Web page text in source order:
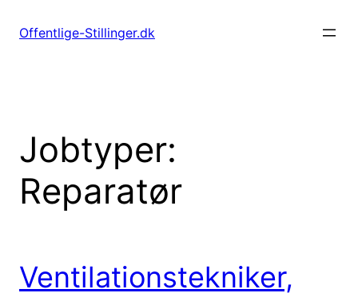
Offentlige-Stillinger.dk
Jobtyper:
Reparatør
Ventilationstekniker,